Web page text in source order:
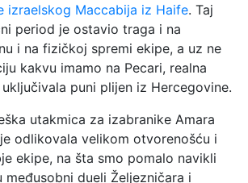
izraelskog Maccabija iz Haife. Taj
period je ostavio traga i na
i na fizičkoj spremi ekipe, a uz ne
kakvu imamo na Pecari, realna
puni plijen iz Hercegovine.
utakmica za izabranike Amara
odlikovala velikom otvorenošću i
ekipe, na šta smo pomalo navikli
međusobni dueli Željezničara i